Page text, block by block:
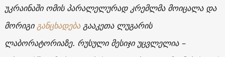
უკრაინაში ომის პარალელურად კრემლმა მოიცალა და
მორიგიგანცხადებაგააკეთა ლუგარის
ლაბორატორიაზე. რუსული მესიჯი უცვლელია –